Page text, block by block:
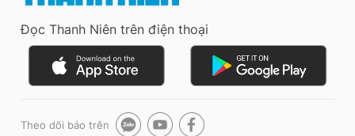
Đọc Thanh Niên trên điện thoại
Theo dõi báo trên